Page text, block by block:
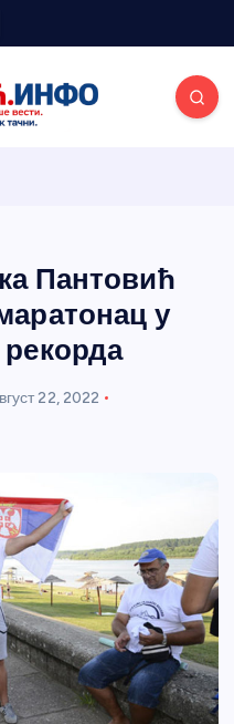
Пантовић
у
22, 2022